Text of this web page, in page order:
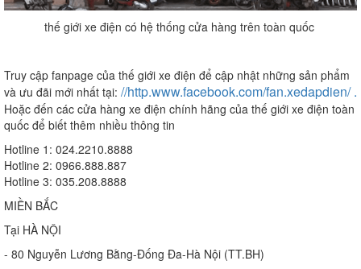
thế giới xe điện có hệ thống cửa hàng trên toàn quốc
Truy cập fanpage của thế giới xe điện để cập nhật những sản phẩm
và ưu đãi mới nhất tại: //http.www.facebook.com/fan.xedapdien/ .
Hoặc đến các cửa hàng xe điện chính hãng của thế giới xe điện toàn
quốc để biết thêm nhiều thông tin
Hotline 1: 024.2210.8888
Hotline 2: 0966.888.887
Hotline 3: 035.208.8888
MIỀN BẮC
Tại HÀ NỘI
- 80 Nguyễn Lương Bằng-Đống Đa-Hà Nội (TT.BH)